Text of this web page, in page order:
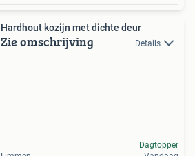
Hardhout kozijn met dichte deur
Zie omschrijving Details
Dagtopper